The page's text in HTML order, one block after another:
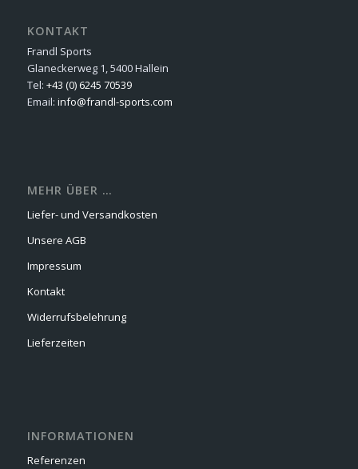
KONTAKT
Frandl Sports
Glaneckerweg 1, 5400 Hallein
Tel: +43 (0) 6245 70539
Email: info@frandl-sports.com
MEHR ÜBER …
Liefer- und Versandkosten
Unsere AGB
Impressum
Kontakt
Widerrufsbelehrung
Lieferzeiten
INFORMATIONEN
Referenzen